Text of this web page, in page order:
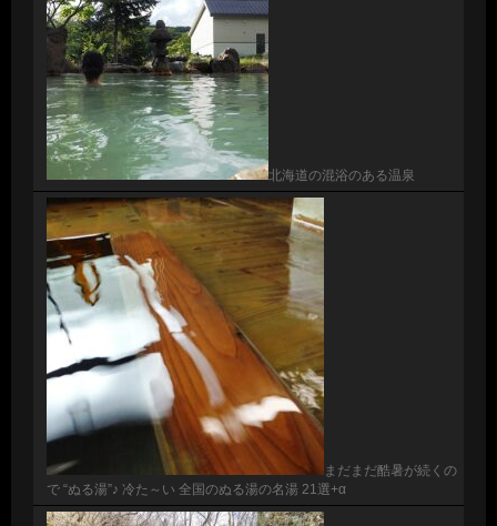
北海道の混浴のある温泉
まだまだ酷暑が続くの
で “ぬる湯”♪ 冷た～い 全国のぬる湯の名湯 21選+α